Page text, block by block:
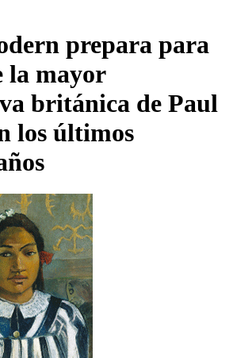
prepara para
la mayor
británica de Paul
los últimos